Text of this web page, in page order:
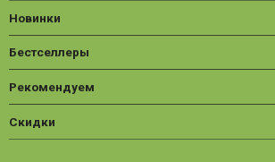
Новинки
Бестселлеры
Рекомендуем
Скидки